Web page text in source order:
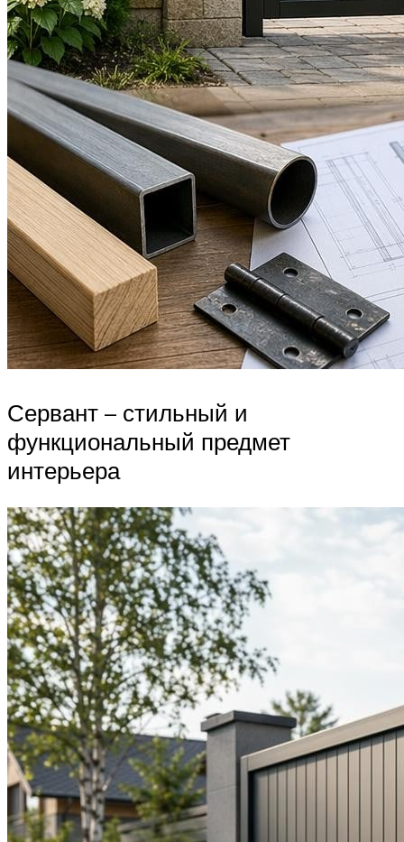
Сервант – стильный и
функциональный предмет
интерьера